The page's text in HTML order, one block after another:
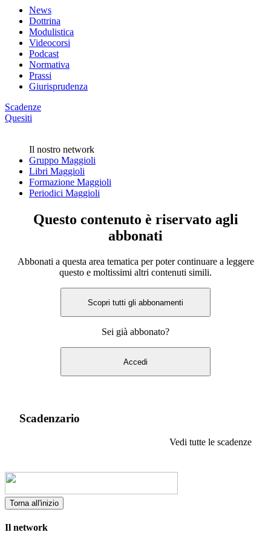
News
Dottrina
Modulistica
Videocorsi
Podcast
Normativa
Prassi
Giurisprudenza
Scadenze
Quesiti
Il nostro network
Gruppo Maggioli
Libri Maggioli
Formazione Maggioli
Periodici Maggioli
Questo contenuto è riservato agli
abbonati
Abbonati a questa area tematica per poter continuare a leggere
questo e moltissimi altri contenuti simili.
Scopri tutti gli abbonamenti
Sei già abbonato?
Accedi
Scadenzario
Vedi tutte le scadenze
Torna all'inizio
Il network